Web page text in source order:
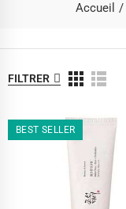
Accueil
FILTRER
BEST SELLER